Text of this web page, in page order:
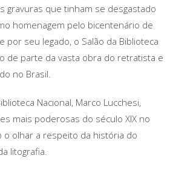
gravuras que tinham se desgastado
homenagem pelo bicentenário de
por seu legado, o Salão da Biblioteca
de parte da vasta obra do retratista e
no Brasil.
Nacional, Marco Lucchesi,
mais poderosas do século XIX no
o olhar a respeito da história do
litografia.